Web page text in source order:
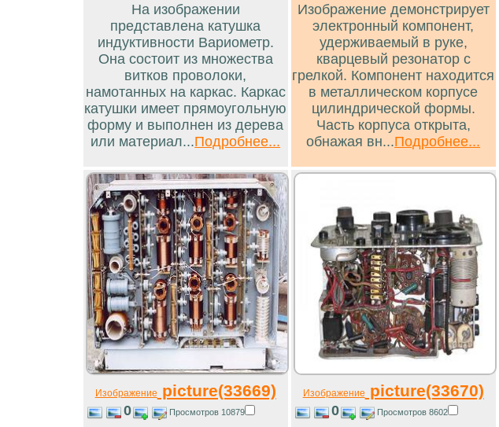
На изображении
представлена катушка
индуктивности Вариометр.
Она состоит из множества
витков проволоки,
намотанных на каркас. Каркас
катушки имеет прямоугольную
форму и выполнен из дерева
или материал...Подробнее...
Изображение демонстрирует
электронный компонент,
удерживаемый в руке,
кварцевый резонатор с
грелкой. Компонент находится
в металлическом корпусе
цилиндрической формы.
Часть корпуса открыта,
обнажая вн...Подробнее...
Изображение picture(33669)
0 Просмотров 10879
Изображение picture(33670)
0 Просмотров 8602